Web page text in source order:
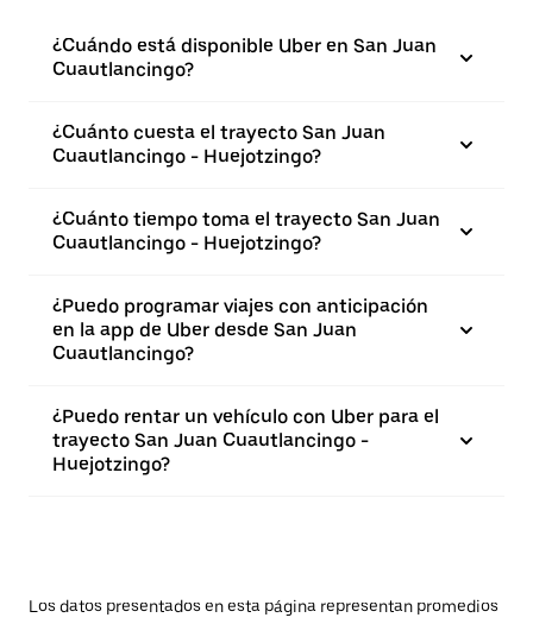
¿Cuándo está disponible Uber en San Juan
Cuautlancingo?
¿Cuánto cuesta el trayecto San Juan
Cuautlancingo - Huejotzingo?
¿Cuánto tiempo toma el trayecto San Juan
Cuautlancingo - Huejotzingo?
¿Puedo programar viajes con anticipación
en la app de Uber desde San Juan
Cuautlancingo?
¿Puedo rentar un vehículo con Uber para el
trayecto San Juan Cuautlancingo -
Huejotzingo?
Los datos presentados en esta página representan promedios